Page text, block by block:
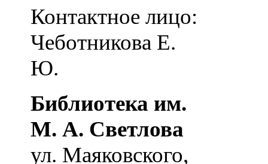
Контактное лицо:
Чеботникова Е.
Ю.
Библиотека им.
М. А. Светлова
ул. Маяковского,